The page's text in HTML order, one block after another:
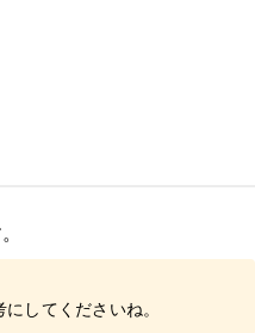
にしてくださいね。